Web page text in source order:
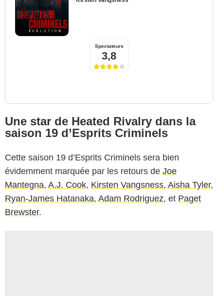
Spectateurs
3,8
Une star de Heated Rivalry dans la
saison 19 d’Esprits Criminels
Cette saison 19 d’Esprits Criminels sera bien
évidemment marquée par les retours de Joe
Mantegna, A.J. Cook, Kirsten Vangsness, Aisha Tyler,
Ryan-James Hatanaka, Adam Rodriguez, et Paget
Brewster.